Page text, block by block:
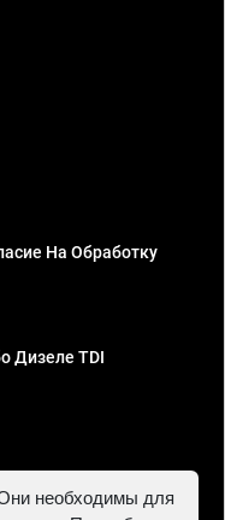
На Обработку
Дизеле TDI
781302555843,
необходимы для